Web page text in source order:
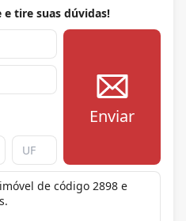
e tire suas dúvidas!
Enviar